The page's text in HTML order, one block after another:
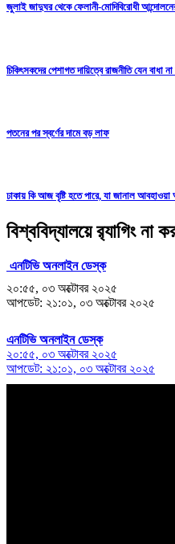
জুলাই জাদুঘর থেকে ফেলানী-মোদিবিরোধী
চিকিৎসকদের পেশাগত দায়িত্বে রাজনীতি যেন বাধা
পতনের পর স্বর্ণের দামে বড় লাফ
ঢাকায় কি আজ বৃষ্টি হতে পারে, যা জানাল
বিশ্ববিদ্যালয়ে র‌্যাগিং না
এনটিভি অনলাইন ডেস্ক
২০:৫৫, ০৩ অক্টোবর ২০২৫
আপডেট: ২১:০১, ০৩ অক্টোবর ২০২৫
এনটিভি অনলাইন ডেস্ক
২০:৫৫, ০৩ অক্টোবর ২০২৫
আপডেট: ২১:০১, ০৩ অক্টোবর ২০২৫